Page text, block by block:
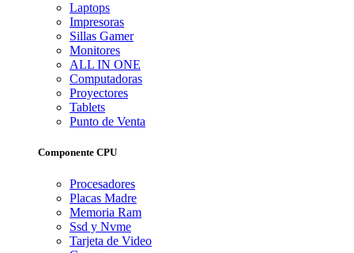
Laptops
Impresoras
Sillas Gamer
Monitores
ALL IN ONE
Computadoras
Proyectores
Tablets
Punto de Venta
Componente CPU
Procesadores
Placas Madre
Memoria Ram
Ssd y Nvme
Tarjeta de Video